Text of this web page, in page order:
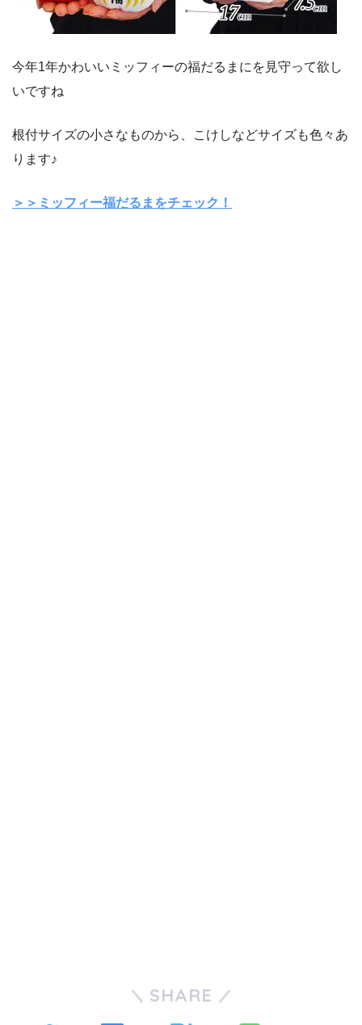
今年1年かわいいミッフィーの福だるまにを見守って欲し
いですね
根付サイズの小さなものから、こけしなどサイズも色々あ
ります♪
＞＞ミッフィー福だるまをチェック！
SHARE